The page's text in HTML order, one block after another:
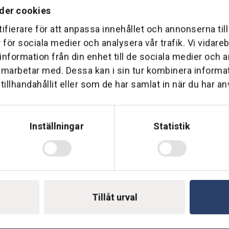
cookies
för att anpassa innehållet och annonserna till
sociala medier och analysera vår trafik. Vi
från din enhet till de sociala medier och
med. Dessa kan i sin tur kombinera
eller som de har samlat in när du har
Inställningar Statistik
Tillåt urval
Telefon: 0500-414
E-mail:
Gå till vår